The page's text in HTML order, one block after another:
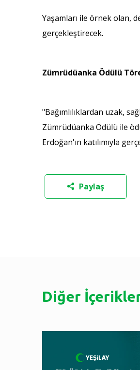
Yaşamları ile örnek olan,
gerçekleştirecek.
Zümrüdüanka Ödülü
"Bağımlılıklardan uzak,
Zümrüdüanka Ödülü ile
Erdoğan'ın katılımıyla
Paylaş
Diğer